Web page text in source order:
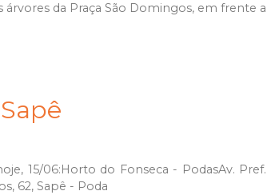
da Praça São Domingos, em frente a
15/06:Horto do Fonseca - PodasAv. Pref.
62, Sapê - Poda